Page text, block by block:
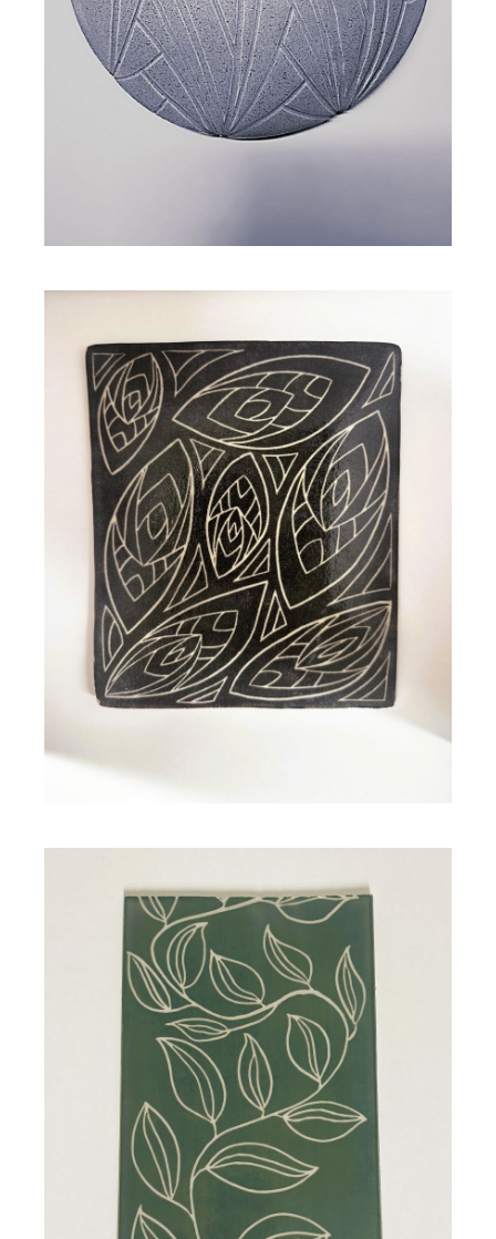
Plaque céramique gravée
TULIPS
90,00€
Plaque gravée en céramique
NATYA
92,00